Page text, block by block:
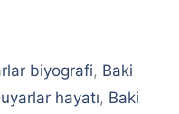
biyografi, Baki
hayatı, Baki